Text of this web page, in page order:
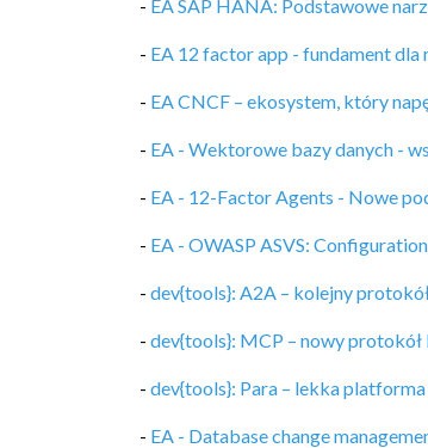
- EA SAP HANA: Podstawowe
- EA 12 factor app - fundament dla
- EA CNCF – ekosystem, który
- EA - Wektorowe bazy danych -
- EA - 12-Factor Agents - Nowe
- EA - OWASP ASVS:
- dev{tools}: A2A – kolejny
- dev{tools}: MCP – nowy
- dev{tools}: Para – lekka
- EA - Database change